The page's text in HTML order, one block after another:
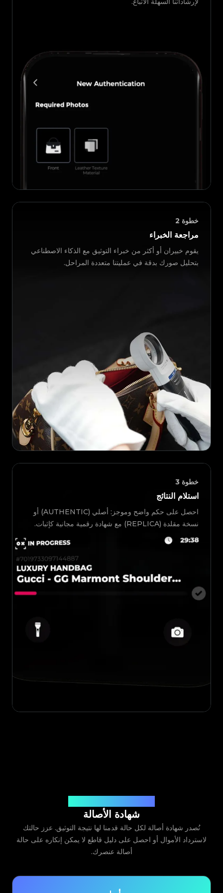
خطوة 2
مراجعة الخبراء
يقوم خبيران أو أكثر من خبراء التوثيق مع الذكاء الاصطناعي
بتحليل صورك بدقة في عمليتنا متعددة المراحل.
خطوة 3
استلام النتائج
احصل على حكم واضح وموجز: أصلي (AUTHENTIC) أو
نسخة مقلدة (REPLICA) مع شهادة رقمية مجانية كإثبات.
شهادة الأصالة
نُصدر شهادة أصالة لكل حالة قدمنا لها نتيجة التوثيق. عزز حالتك
لاسترداد الأموال أو احصل على دليل قاطع لا يمكن إنكاره على حالة
أصالة عنصرك.